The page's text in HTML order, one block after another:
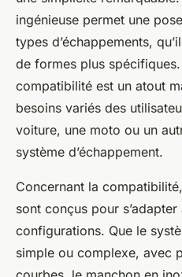
ingénieuse permet une
types d’échappements,
de formes plus
compatibilité est un atout
besoins variés des
voiture, une moto ou un
système d’échappement.
Concernant la
sont conçus pour
configurations. Que le
simple ou complexe, avec